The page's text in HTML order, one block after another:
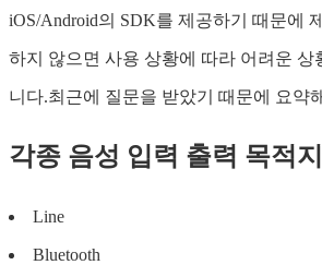
iOS/Android의 SDK를 제공하기 때문에
하지 않으면 사용 상황에 따라 어려운 상
니다.최근에 질문을 받았기 때문에 요약
각종 음성 입력 출력 목적
Line
Bluetooth